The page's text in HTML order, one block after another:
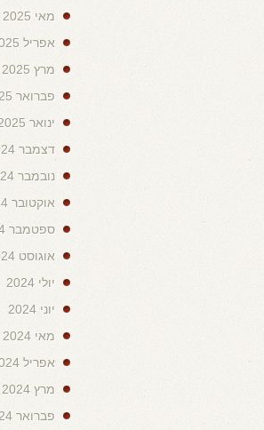
מאי 2025
אפריל 2025
מרץ 2025
פברואר 2025
ינואר 2025
דצמבר 2024
נובמבר 2024
אוקטובר 2024
ספטמבר 2024
אוגוסט 2024
יולי 2024
יוני 2024
מאי 2024
אפריל 2024
מרץ 2024
פברואר 2024